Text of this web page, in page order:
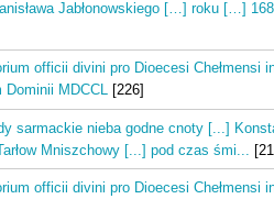
Jabłonowskiego […] roku […]
officii divini pro Dioecesi Chełmensi
Dominii MDCCL [226]
sarmackie nieba godne cnoty [...]
Mniszchowy [...] pod czas śmi...
officii divini pro Dioecesi Chełmensi